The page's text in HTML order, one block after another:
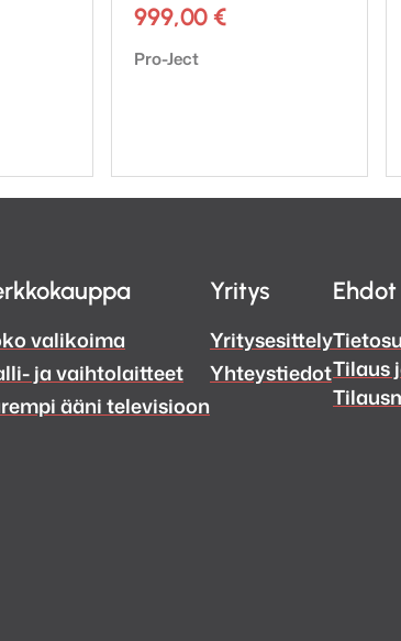
999,00 €
Tuotemerkki:
Pro-Ject
valikoima
ja vaihtolaitteet
ääni televisioon
Yritys
Yritysesittely
Yhteystiedot
Ehdot
Tilaus